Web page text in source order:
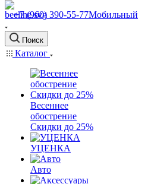
+7 (960) 390-55-77Мобильный
Поиск
Каталог
Весеннее
обострение
Скидки до 25%
УЦЕНКА
Авто